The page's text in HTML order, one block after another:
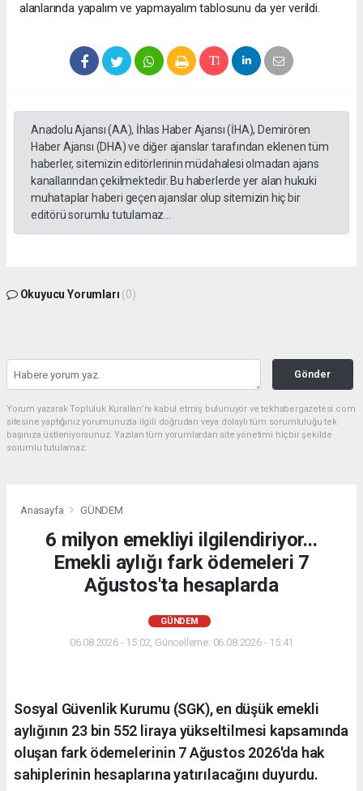
alanlarında yapalım ve yapmayalım tablosunu da yer verildi.
Anadolu Ajansı (AA), İhlas Haber Ajansı (İHA), Demirören
Haber Ajansı (DHA) ve diğer ajanslar tarafından eklenen tüm
haberler, sitemizin editörlerinin müdahalesi olmadan ajans
kanallarından çekilmektedir. Bu haberlerde yer alan hukuki
muhataplar haberi geçen ajanslar olup sitemizin hiç bir
editörü sorumlu tutulamaz...
Okuyucu Yorumları (0)
Gönder
Yorum yazarak Topluluk Kuralları’nı kabul etmiş bulunuyor ve tekhabergazetesi.com
sitesine yaptığınız yorumunuzla ilgili doğrudan veya dolaylı tüm sorumluluğu tek
başınıza üstleniyorsunuz. Yazılan tüm yorumlardan site yönetimi hiçbir şekilde
sorumlu tutulamaz.
Anasayfa GÜNDEM
6 milyon emekliyi ilgilendiriyor...
Emekli aylığı fark ödemeleri 7
Ağustos'ta hesaplarda
GÜNDEM
06.08.2026 - 15:02, Güncelleme: 06.08.2026 - 15:41
Sosyal Güvenlik Kurumu (SGK), en düşük emekli
aylığının 23 bin 552 liraya yükseltilmesi kapsamında
oluşan fark ödemelerinin 7 Ağustos 2026'da hak
sahiplerinin hesaplarına yatırılacağını duyurdu.